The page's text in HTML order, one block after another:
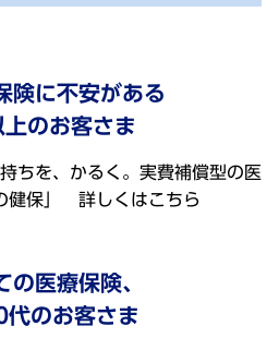
険に不安がある
のお客さま
の医療保険、
のお客さま